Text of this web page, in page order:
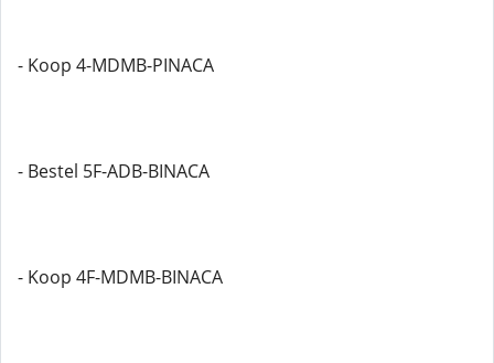
- Koop 4-MDMB-PINACA
- Bestel 5F-ADB-BINACA
- Koop 4F-MDMB-BINACA